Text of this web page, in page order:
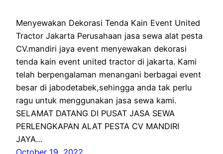
Menyewakan Dekorasi Tenda Kain Event United
Tractor Jakarta Perusahaan jasa sewa alat pesta
CV.mandiri jaya event menyewakan dekorasi
tenda kain event united tractor di jakarta. Kami
telah berpengalaman menangani berbagai event
besar di jabodetabek,sehingga anda tak perlu
ragu untuk menggunakan jasa sewa kami.
SELAMAT DATANG DI PUSAT JASA SEWA
PERLENGKAPAN ALAT PESTA CV MANDIRI
JAYA…